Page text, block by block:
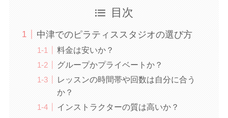
目次
中津でのピラティススタジオの選び方
料金は安いか？
グループかプライベートか？
レッスンの時間帯や回数は自分に合う
か？
インストラクターの質は高いか？